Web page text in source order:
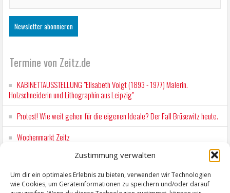
Zustimmung verwalten
Um dir ein optimales Erlebnis zu bieten, verwenden wir Technologien
wie Cookies, um Geräteinformationen zu speichern und/oder darauf
Termine von Zeitz.de
KABINETTAUSSTELLUNG "Elisabeth Voigt (1893 - 1977) Malerin.
Holzschneiderin und Lithographin aus Leipzig"
Protest! Wie weit gehen für die eigenen Ideale? Der Fall Brüsewitz heute.
Wochenmarkt Zeitz
EINFACH LESEN im August 2026 H.P. Richter - DAMALS WAR ES FRIEDRICH
Workshop für Kinder: Stop-Motion mit LEGO® & Robotik